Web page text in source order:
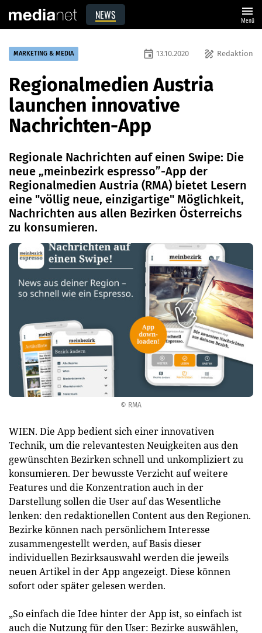
NEWS menu
Menü
© RMA
MARKETING & MEDIA draw Redaktion
event 13.10.2020
Regionalmedien Austria
launchen innovative
Nachrichten-App
Regionale Nachrichten auf einen Swipe: Die
neue „meinbezirk espresso”-App der
Regionalmedien Austria (RMA) bietet Lesern
eine "völlig neue, einzigartige" Möglichkeit,
Nachrichten aus allen Bezirken Österreichs
zu konsumieren.
WIEN. Die App bedient sich einer innovativen
Technik, um die relevantesten Neuigkeiten aus den
gewünschten Bezirken schnell und unkompliziert zu
konsumieren. Der bewusste Verzicht auf weitere
Features und die Konzentration auch in der
Darstellung sollen die User auf das Wesentliche
lenken: den redaktionellen Content aus den Regionen.
Bezirke können nach persönlichem Interesse
zusammengestellt werden, auf Basis dieser
individuellen Bezirksauswahl werden die jeweils
neuen Artikel in der App angezeigt. Diese können
sofort oder später gelesen werden.
„So einfach die Idee hinter der App ist, so einfach ist
auch die Nutzung für den User: Bezirke auswählen,